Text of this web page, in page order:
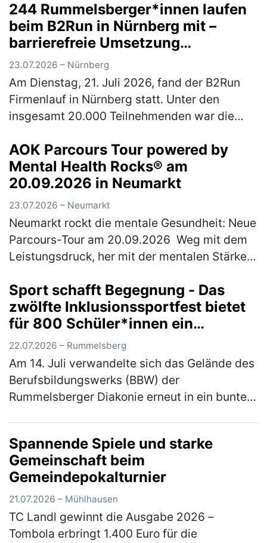
244 Rummelsberger*innen laufen
beim B2Run in Nürnberg mit –
barrierefreie Umsetzung
ermöglichte Rollstuhlfahrer*innen
Teilnahme am Firmenlauf
23.07.2026 – Nürnberg
Am Dienstag, 21. Juli 2026, fand der B2Run
Firmenlauf in Nürnberg statt. Unter den
insgesamt 20.000 Teilnehmenden war die
engagierten Team von 244 Läufer*innen so
star…(mehr)
AOK Parcours Tour powered by
Mental Health Rocks® am
20.09.2026 in Neumarkt
23.07.2026 – Neumarkt
Neumarkt rockt die mentale Gesundheit: Neue
Parcours-Tour am 20.09.2026 Weg mit dem
Leistungsdruck, her mit der mentalen Stärke:
Neumarkt zum Hotspot für Achtsamk…(mehr)
Sport schafft Begegnung - Das
zwölfte Inklusionssportfest bietet
für 800 Schüler*innen ein
vielfältiges Bewegungsangebot
22.07.2026 – Rummelsberg
Am 14. Juli verwandelte sich das Gelände des
Berufsbildungswerks (BBW) der
Rummelsberger Diakonie erneut in ein buntes
(mehr)
Spannende Spiele und starke
Gemeinschaft beim
Gemeindepokalturnier
21.07.2026 – Mühlhausen
TC Landl gewinnt die Ausgabe 2026 –
Tombola erbringt 1.400 Euro für die